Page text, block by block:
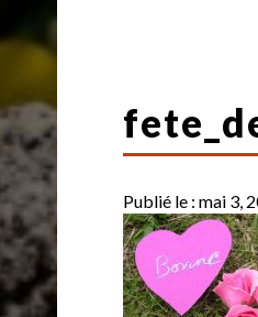
Publié le :mai 3,